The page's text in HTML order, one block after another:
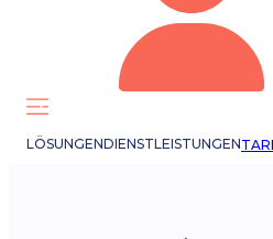
LÖSUNGENDIENSTLEISTUNGEN